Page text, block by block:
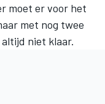
moet er voor het
met nog twee
niet klaar.